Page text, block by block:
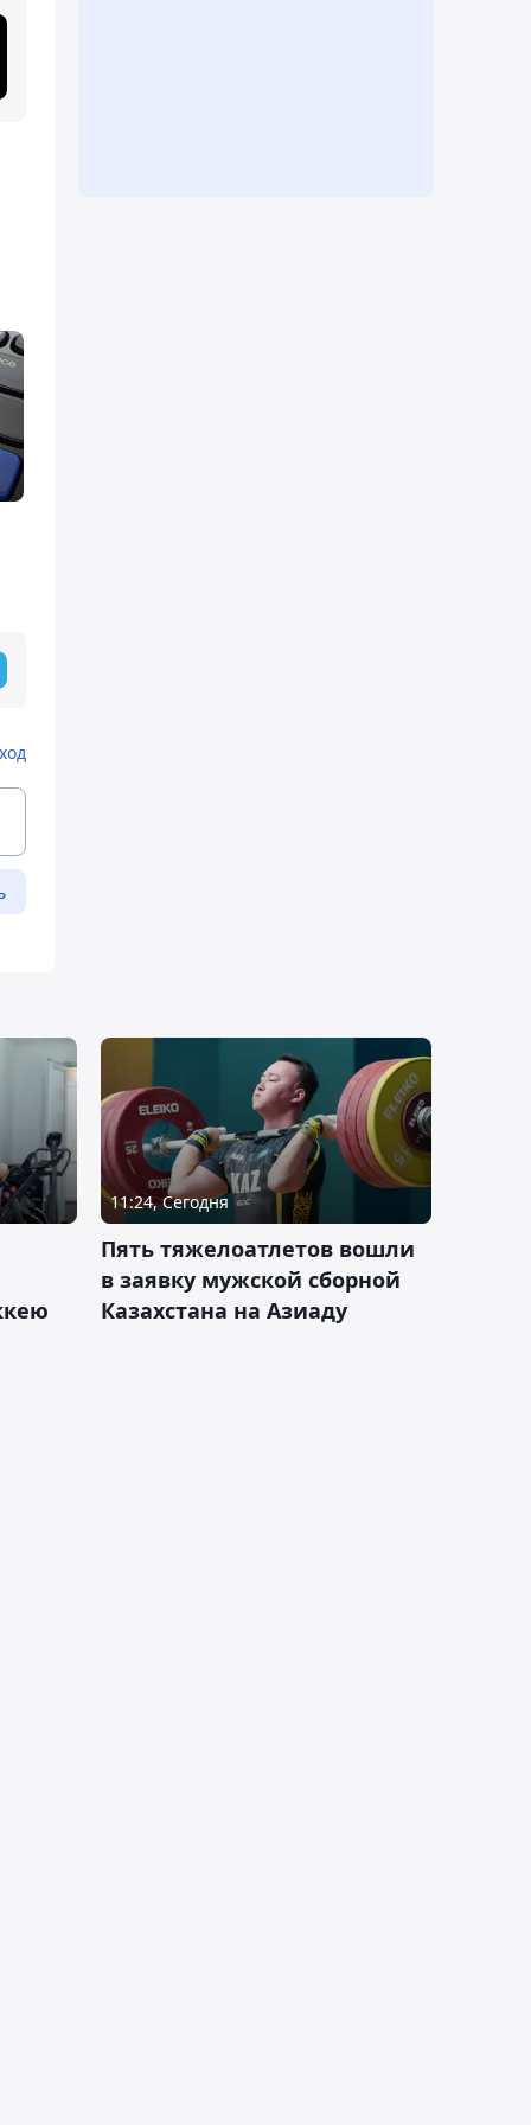
11:24, Сегодня
Пять тяжелоатлетов вошли
в заявку мужской сборной
Казахстана на Азиаду